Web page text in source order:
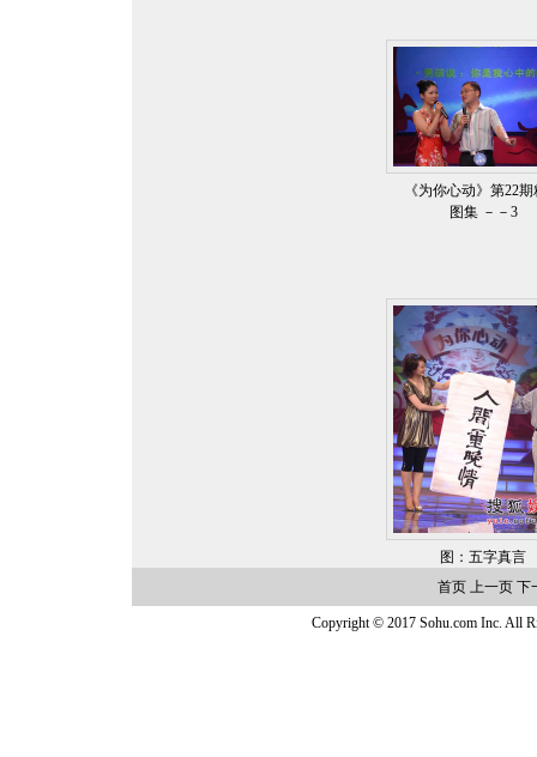
《为你心动》第22
图集 －－3
图：五字真言
首页 上一页 下
Copyright © 2017 Sohu.com Inc. All